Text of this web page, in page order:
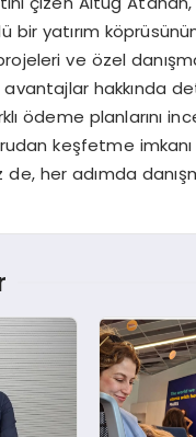
yatırım köprüsünün
ve özel
hakkında
ödeme planlarını
keşfetme imkanı
her adımda